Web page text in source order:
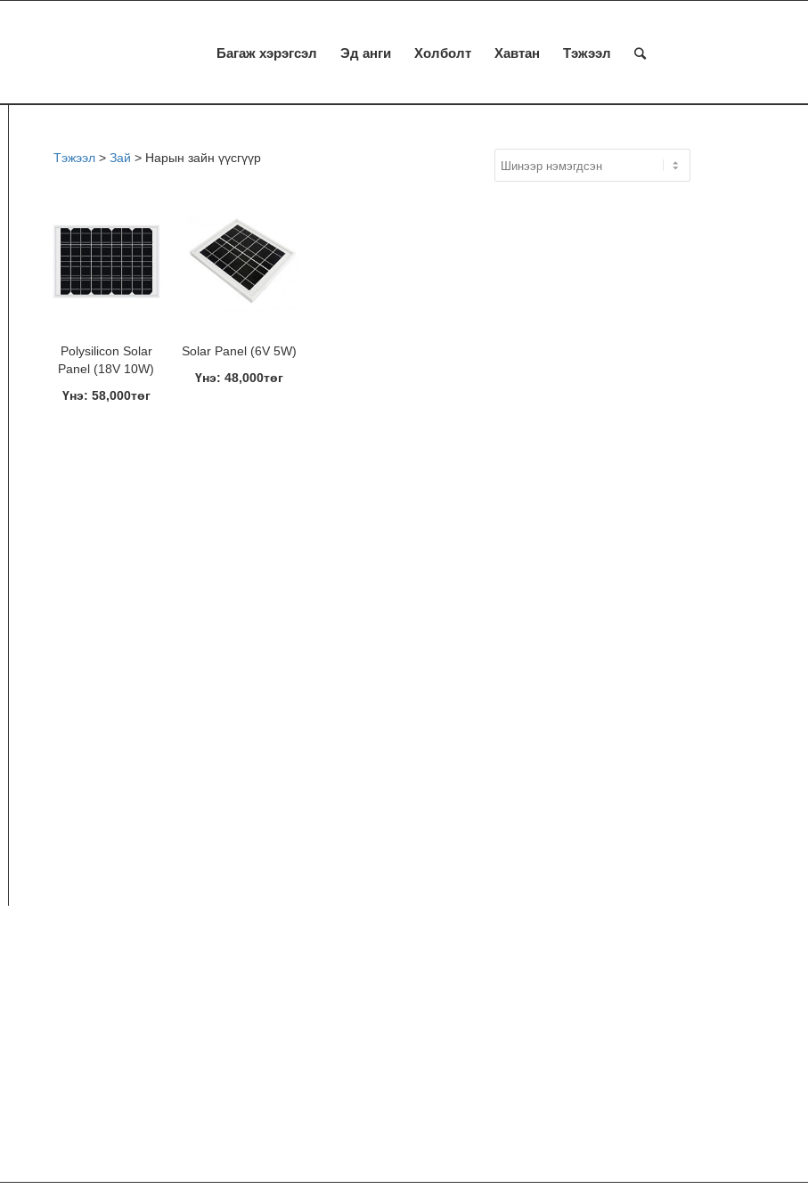
Багаж хэрэгсэл Эд анги Холболт Хавтан Тэжээл
Тэжээл> Зай > Нарын зайн үүсгүүр
Polysilicon Solar
Panel (18V 10W)
Үнэ: 58,000төг
Solar Panel (6V 5W)
Үнэ: 48,000төг